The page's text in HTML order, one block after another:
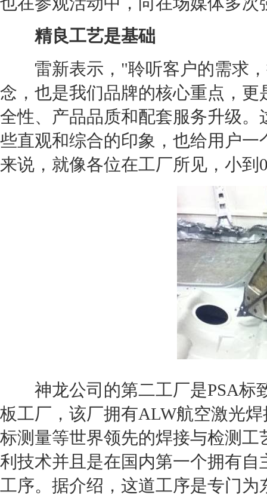
精良工艺是基础
雷新表示，"聆听客户的需求，
念，也是我们品牌的核心重点，
全性、产品品质和配套服务升级
些直观和综合的印象，也给用户
来说，就像各位在工厂所见，小
神龙公司的第二工厂是PSA标
板工厂，该厂拥有ALW航空激光
标测量等世界领先的焊接与检测
利技术并且是在国内第一个拥有
工序。据介绍，这道工序是专门为